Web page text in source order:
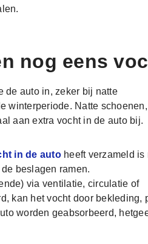
nog eens
de auto in, zeker bij natte
winterperiode. Natte
aan extra vocht in de auto bij.
in de autoheeft verzameld is
beslagen ramen.
via ventilatie, circulatie of
kan het vocht door bekleding,
worden geabsorbeerd,